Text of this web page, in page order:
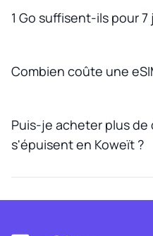
1 Go suffisent-ils pour
Combien coûte une
Puis-je acheter plus de
s'épuisent en Koweït ?